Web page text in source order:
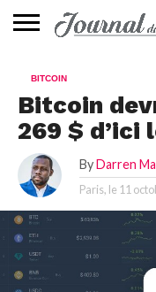
📰
EVALUATION
GUIDE
TENDANCES
À
CONTACTEZ-
BITCOIN
Bitcoin
269 $ d’ici
By Darren
Paris, le 11